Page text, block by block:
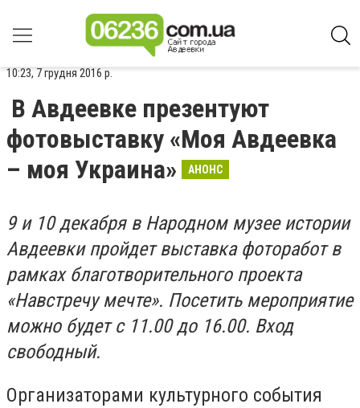
10:23, 7 грудня 2016 р.
В Авдеевке презентуют
фотовыставку «Моя Авдеевка
– моя Украина»
АНОНС
9 и 10 декабря в Народном музее истории
Авдеевки пройдет выставка фоторабот в
рамках благотворительного проекта
«Навстречу мечте». Посетить мероприятие
можно будет с 11.00 до 16.00. Вход
свободный.
Организаторами культурного события